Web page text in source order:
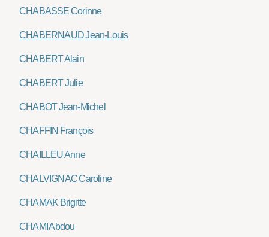
CHABASSE Corinne
CHABERNAUD Jean-Louis
CHABERT Alain
CHABERT Julie
CHABOT Jean-Michel
CHAFFIN François
CHAILLEU Anne
CHALVIGNAC Caroline
CHAMAK Brigitte
CHAMI Abdou